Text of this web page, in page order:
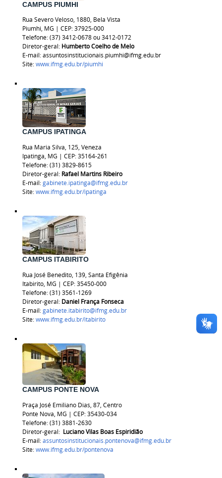
CAMPUS PIUMHI
Rua Severo Veloso, 1880, Bela Vista
Piumhi, MG | CEP: 37925-000
Telefone: (37) 3412-0678 ou 3412-0172
Diretor-geral: Humberto Coelho de Melo
E-mail: assuntosinstitucionais.piumhi@ifmg.edu.br
Site:www.ifmg.edu.br/piumhi
CAMPUS IPATINGA
Rua Maria Silva, 125, Veneza
Ipatinga, MG | CEP: 35164-261
Telefone: (31) 3829-8615
Diretor-geral: Rafael Martins Ribeiro
E-mail:gabinete.ipatinga@ifmg.edu.br
Site:www.ifmg.edu.br/ipatinga
CAMPUS ITABIRITO
Rua José Benedito, 139, Santa Efigênia
Itabirito, MG | CEP: 35450-000
Telefone: (31) 3561-1269
Diretor-geral: Daniel França Fonseca
E-mail:gabinete.itabirito@ifmg.edu.br
Site:www.ifmg.edu.br/itabirito
CAMPUS PONTE NOVA
Praça José Emiliano Dias, 87, Centro
Ponte Nova, MG | CEP: 35430-034
Telefone: (31) 3881-2630
Diretor-geral: Luciano Vilas Boas Espiridião
E-mail:assuntosinstitucionais.pontenova@ifmg.edu.br
Site:www.ifmg.edu.br/pontenova